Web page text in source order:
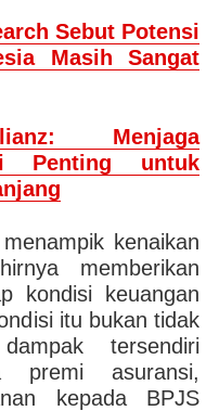
Sebut Potensi
Masih Sangat
Menjaga
Penting untuk
kenaikan
memberikan
kondisi keuangan
itu bukan tidak
tersendiri
premi asuransi,
kepada BPJS